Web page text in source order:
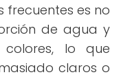
frecuentes es no
de agua y
lo que
claros o